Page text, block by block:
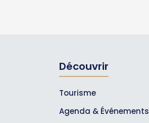
Découvrir
Tourisme
Agenda & Événements